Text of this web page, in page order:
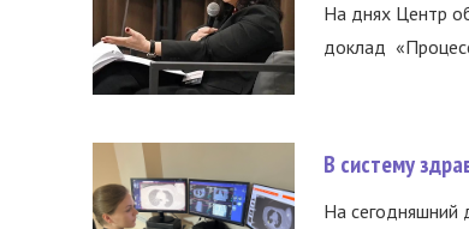
На днях Центр
доклад
В систему
На сегодняшний